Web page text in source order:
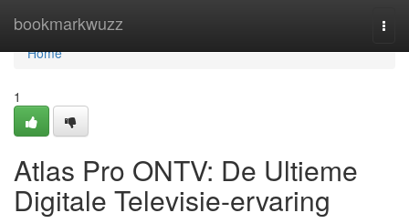
bookmarkwuzz
Home
Home
1
Atlas Pro ONTV: De Ultieme
Digitale Televisie-ervaring